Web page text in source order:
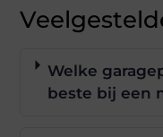
Welke
beste bij een